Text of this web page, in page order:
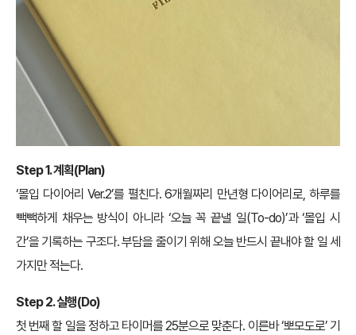
Step 1. 계획(Plan)
‘몰입 다이어리 Ver.2’를 펼친다. 6개월짜리 만년형 다이어리로, 하루를
빽빽하게 채우는 방식이 아니라 ‘오늘 꼭 끝낼 일(To-do)’과 ‘몰입 시
간’을 기록하는 구조다. 부담을 줄이기 위해 오늘 반드시 끝내야 할 일 세
가지만 적는다.
Step 2. 실행(Do)
첫 번째 할 일을 정하고 타이머를 25분으로 맞춘다. 이른바 ‘뽀모도로’ 기